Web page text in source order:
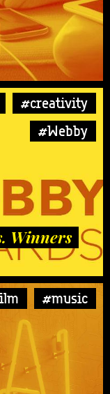
#creativity
#Webby
Winners
#music